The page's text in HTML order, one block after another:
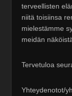
terveellisten
niitä toisiinsa
mielestämme
meidän
Tervetuloa
Yhteydenotot/